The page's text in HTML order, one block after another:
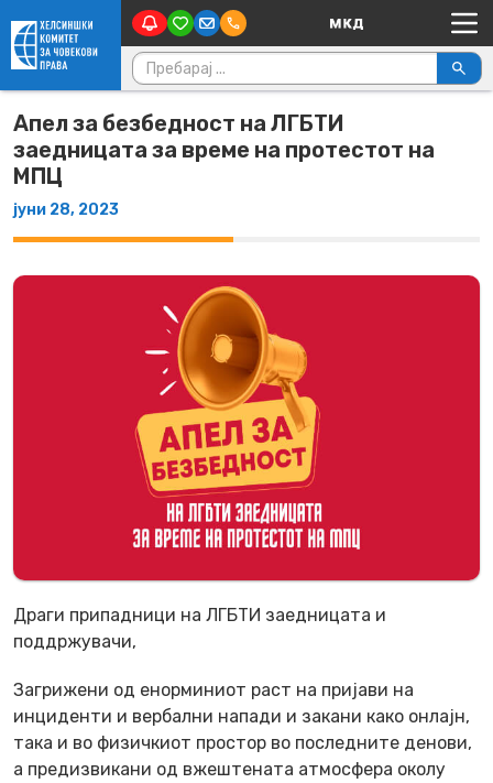
Skip to content Main Navigation
Пребарувај за:
Апел за безбедност на ЛГБТИ
заедницата за време на протестот на
МПЦ
јуни 28, 2023
Драги припадници на ЛГБТИ заедницата и
поддржувачи,
Загрижени од енорминиот раст на пријави на
инциденти и вербални напади и закани како онлајн,
така и во физичкиот простор во последните денови,
а предизвикани од вжештената атмосфера околу